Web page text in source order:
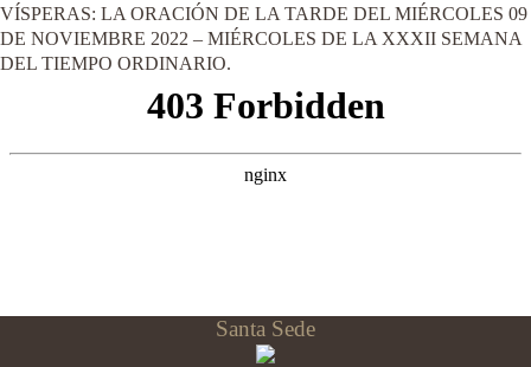
VÍSPERAS: LA ORACIÓN DE LA TARDE DEL MIÉRCOLES 09
DE NOVIEMBRE 2022 – MIÉRCOLES DE LA XXXII SEMANA
DEL TIEMPO ORDINARIO.
Santa Sede